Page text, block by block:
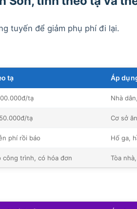
tuyến để giảm phụ phí đi lại.
tạ Áp
tạ Nhà
tạ Cơ sở
phí rồi báo Hố ga,
công trình, có hóa đơn Tòa